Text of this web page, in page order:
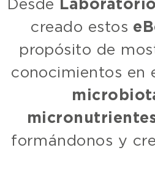
Desde
creado estos
propósito de
conocimientos en
formándonos y